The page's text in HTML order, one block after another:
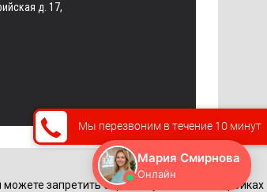
д. 17,
запретить обработку cookie в настройках
Мы перезвоним в течение 10 минут